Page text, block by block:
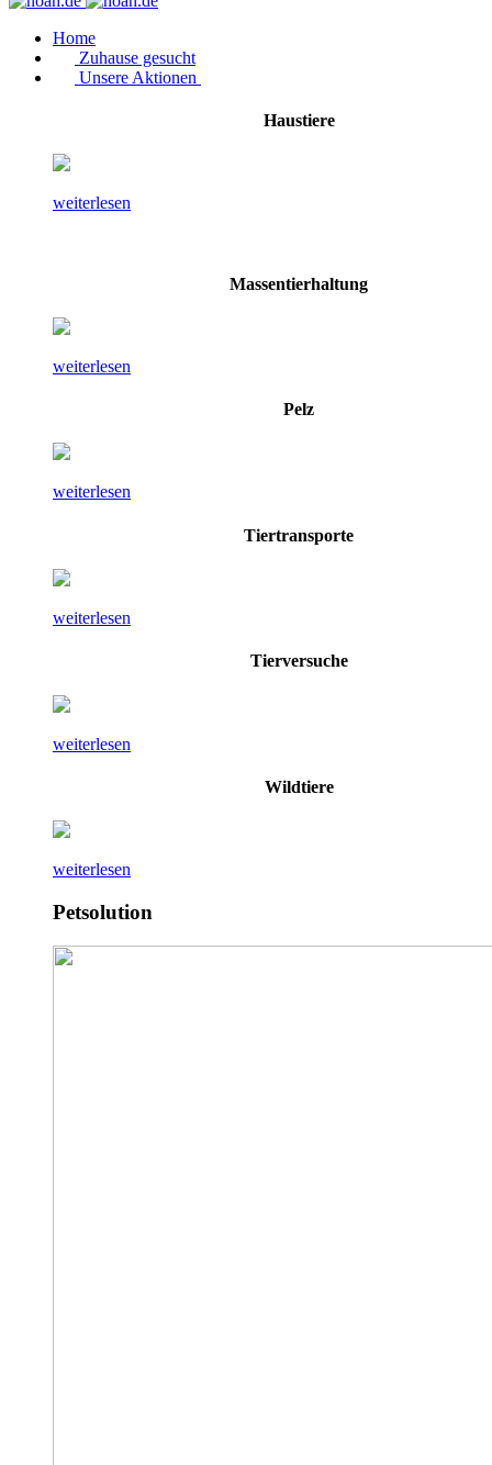
Home
Zuhause gesucht
Unsere Aktionen
Haustiere
weiterlesen
Massentierhaltung
weiterlesen
Pelz
weiterlesen
Tiertransporte
weiterlesen
Tierversuche
weiterlesen
Wildtiere
weiterlesen
Petsolution